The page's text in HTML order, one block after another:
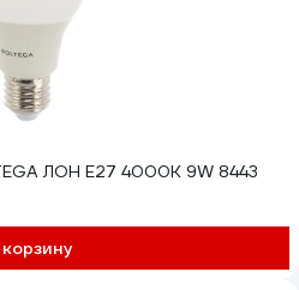
ЛОН E27 4000К 9W 8443